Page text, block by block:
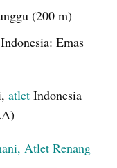
(200 m)
Emas
atlet Indonesia
Atlet Renang